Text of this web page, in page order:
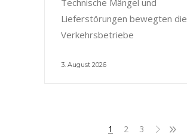
Technische Mängel und
Lieferstörungen bewegten die
Verkehrsbetriebe
3. August 2026
1 2 3